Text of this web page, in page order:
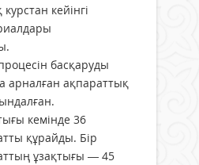
кейінгі
басқаруды
арналған ақпараттық
кемінде 36
құрайды. Бір
ұзақтығы — 45